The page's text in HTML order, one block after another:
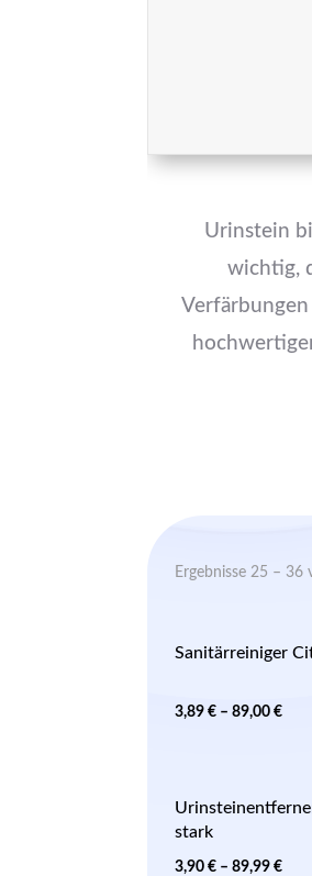
Urinstein
wichtig,
Ergebnisse 25 – 36
Sanitärreiniger
3,89€ –89,00€
stark
3,90€ –89,99€